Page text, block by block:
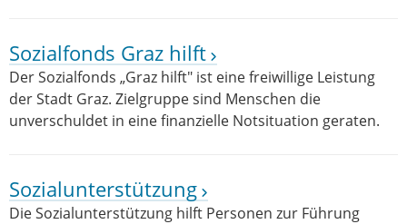
Sozialfonds Graz hilft
Der Sozialfonds „Graz hilft" ist eine freiwillige Leistung
der Stadt Graz. Zielgruppe sind Menschen die
unverschuldet in eine finanzielle Notsituation geraten.
Sozialunterstützung
Die Sozialunterstützung hilft Personen zur Führung